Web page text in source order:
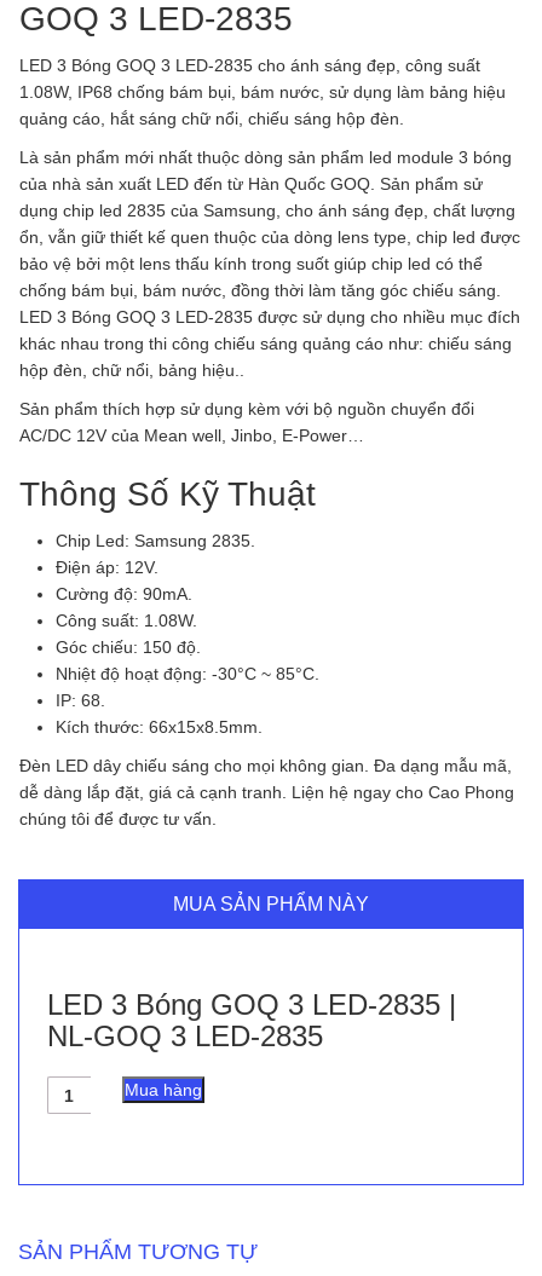
số
GOQ 3 LED-2835
LED 3 Bóng GOQ 3 LED-2835 cho ánh sáng đẹp, công suất
1.08W, IP68 chống bám bụi, bám nước, sử dụng làm bảng hiệu
quảng cáo, hắt sáng chữ nổi, chiếu sáng hộp đèn.
Là sản phẩm mới nhất thuộc dòng sản phẩm led module 3 bóng
của nhà sản xuất LED đến từ Hàn Quốc GOQ. Sản phẩm sử
dụng chip led 2835 của Samsung, cho ánh sáng đẹp, chất lượng
ổn, vẫn giữ thiết kế quen thuộc của dòng lens type, chip led được
bảo vệ bởi một lens thấu kính trong suốt giúp chip led có thể
chống bám bụi, bám nước, đồng thời làm tăng góc chiếu sáng.
LED 3 Bóng GOQ 3 LED-2835 được sử dụng cho nhiều mục đích
khác nhau trong thi công chiếu sáng quảng cáo như: chiếu sáng
hộp đèn, chữ nổi, bảng hiệu..
Sản phẩm thích hợp sử dụng kèm với bộ nguồn chuyển đổi
AC/DC 12V của Mean well, Jinbo, E-Power…
Thông Số Kỹ Thuật
Chip Led: Samsung 2835.
Điện áp: 12V.
Cường độ: 90mA.
Công suất: 1.08W.
Góc chiếu: 150 độ.
Nhiệt độ hoạt động: -30°C ~ 85°C.
IP: 68.
Kích thước: 66x15x8.5mm.
Đèn LED dây chiếu sáng cho mọi không gian. Đa dạng mẫu mã,
dễ dàng lắp đặt, giá cả cạnh tranh. Liện hệ ngay cho Cao Phong
chúng tôi để được tư vấn.
MUA SẢN PHẨM NÀY
LED 3 Bóng GOQ 3 LED-2835 |
NL-GOQ 3 LED-2835
LED
3
NL-
Mua hàng
SẢN PHẨM TƯƠNG TỰ